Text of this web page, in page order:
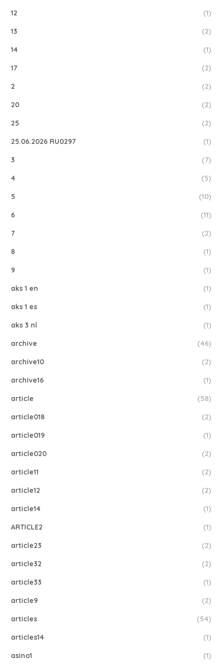
12 (1)
13 (2)
14 (1)
17 (2)
2 (2)
20 (2)
25 (2)
25.06.2026 RU0297 (1)
3 (7)
4 (5)
5 (10)
6 (11)
7 (2)
8 (1)
9 (1)
aks 1 en (1)
aks 1 es (1)
aks 3 nl (1)
archive (46)
archive10 (2)
archive16 (1)
article (58)
article018 (2)
article019 (1)
article020 (2)
article11 (2)
article12 (2)
article14 (1)
ARTICLE2 (1)
article23 (2)
article32 (2)
article33 (1)
article9 (2)
articles (54)
articles14 (1)
asino1 (1)